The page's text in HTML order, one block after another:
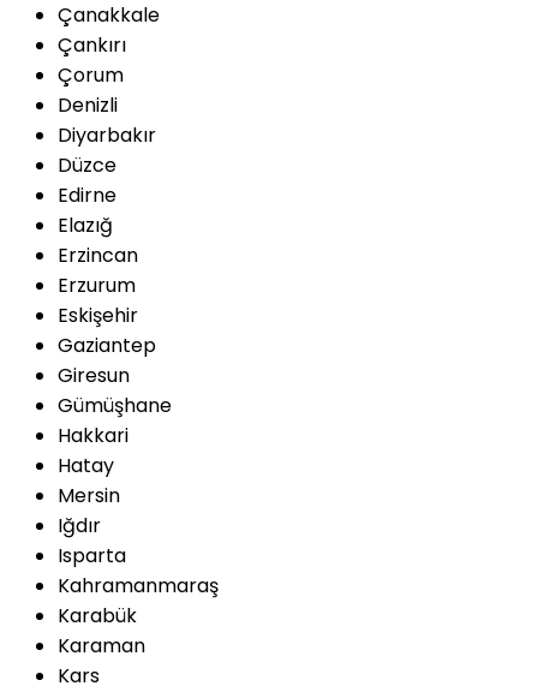
Çanakkale
Çankırı
Çorum
Denizli
Diyarbakır
Düzce
Edirne
Elazığ
Erzincan
Erzurum
Eskişehir
Gaziantep
Giresun
Gümüşhane
Hakkari
Hatay
Mersin
Iğdır
Isparta
Kahramanmaraş
Karabük
Karaman
Kars